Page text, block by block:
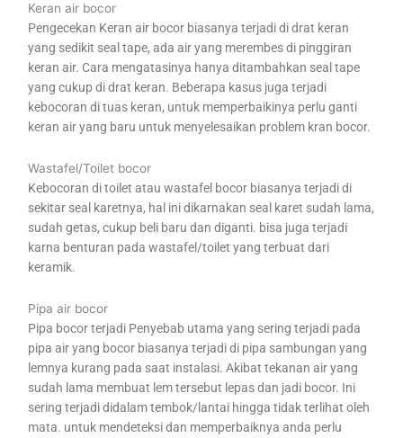
Keran air bocor
Pengecekan Keran air bocor biasanya terjadi di drat keran
yang sedikit seal tape, ada air yang merembes di pinggiran
keran air. Cara mengatasinya hanya ditambahkan seal tape
yang cukup di drat keran. Beberapa kasus juga terjadi
kebocoran di tuas keran, untuk memperbaikinya perlu ganti
keran air yang baru untuk menyelesaikan problem kran bocor.
Wastafel/Toilet bocor
Kebocoran di toilet atau wastafel bocor biasanya terjadi di
sekitar seal karetnya, hal ini dikarnakan seal karet sudah lama,
sudah getas, cukup beli baru dan diganti. bisa juga terjadi
karna benturan pada wastafel/toilet yang terbuat dari
keramik.
Pipa air bocor
Pipa bocor terjadi Penyebab utama yang sering terjadi pada
pipa air yang bocor biasanya terjadi di pipa sambungan yang
lemnya kurang pada saat instalasi. Akibat tekanan air yang
sudah lama membuat lem tersebut lepas dan jadi bocor. Ini
sering terjadi didalam tembok/lantai hingga tidak terlihat oleh
mata. untuk mendeteksi dan memperbaiknya anda perlu